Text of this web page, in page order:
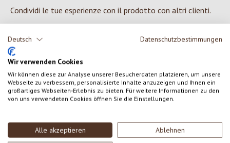
Deutsch Datenschutzbestimmungen
Wir verwenden Cookies
Wir können diese zur Analyse unserer Besucherdaten platzieren, um unsere
Webseite zu verbessern, personalisierte Inhalte anzuzeigen und Ihnen ein
großartiges Webseiten-Erlebnis zu bieten. Für weitere Informationen zu den
von uns verwendeten Cookies öffnen Sie die Einstellungen.
Alle akzeptieren Ablehnen
Condividi le tue esperienze con il prodotto con altri clienti.
SCRIVERE UNA RECENSIONE
Visualizza le valutazioni solo nella lingua corrente.
con gli altri.